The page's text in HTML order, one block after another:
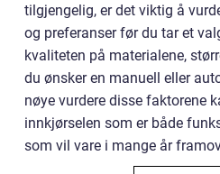
tilgjengelig, er det viktig å
og preferanser før du tar et
kvaliteten på materialene,
du ønsker en manuell eller
nøye vurdere disse faktorene
innkjørselen som er både
som vil vare i mange år